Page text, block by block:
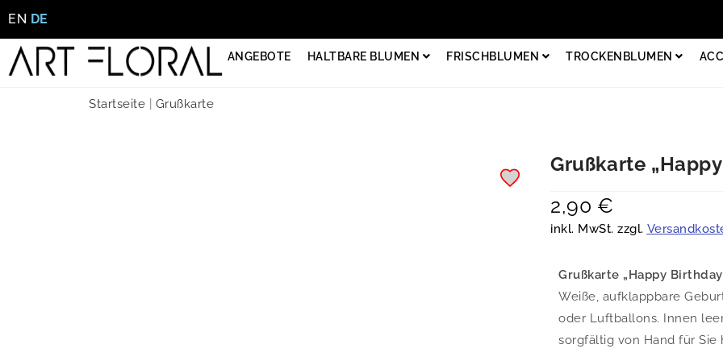
EN DE
ANGEBOTE HALTBARE BLUMEN FRISCHBLUMEN TROCKENBLUMEN
Startseite Grußkarte
Grußkarte
2,90 €
inkl. MwSt. zzgl.
Grußkarte „Happy
Weiße, aufklappbare
oder Luftballons. Innen
sorgfältig von Hand für Sie